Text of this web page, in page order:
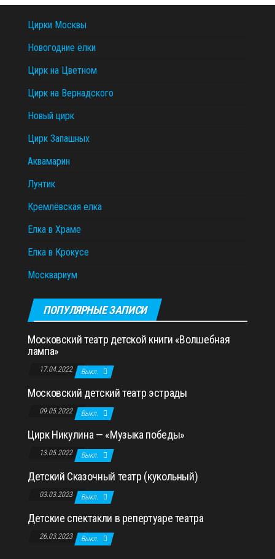
Цирки Москвы
Новогодние ёлки
Цирк на Цветном
Цирк на Вернадского
Новый цирк
Цирк Запашных
Аквамарин
Лунтик
Кремлёвская елка
Елка в Храме
Елка в Крокусе
Москвариум
ПОПУЛЯРНЫЕ ЗАПИСИ
Московский театр детской книги «Волшебная
лампа»
17.04.2022 Выкл.
Московский детский театр эстрады
09.05.2022 Выкл.
Цирк Никулина — «Музыка победы»
13.05.2022 Выкл.
Детский Сказочный театр (кукольный)
03.03.2023 Выкл.
Детские спектакли в репертуаре театра
26.03.2023 Выкл.